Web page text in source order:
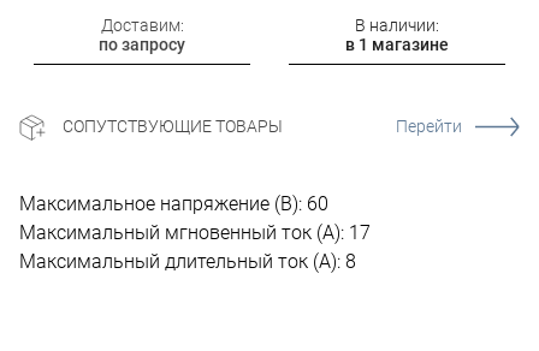
Доставим:
по запросу
В наличии:
в 1 магазине
СОПУТСТВУЮЩИЕ ТОВАРЫ Перейти
Максимальное напряжение (В): 60
Максимальный мгновенный ток (А): 17
Максимальный длительный ток (А): 8